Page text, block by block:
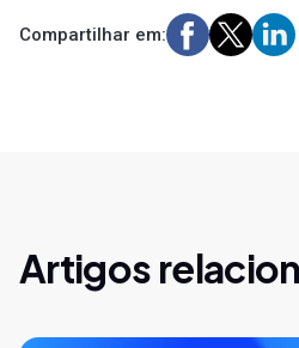
Compartilhar em:
Artigos